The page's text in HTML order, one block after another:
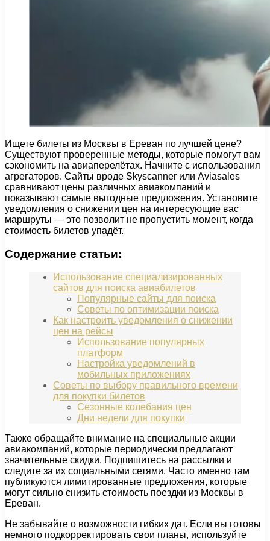
Ищете билеты из Москвы в Ереван по лучшей цене?
Существуют проверенные методы, которые помогут вам
сэкономить на авиаперелётах. Начните с использования
агрегаторов. Сайты вроде Skyscanner или Aviasales
сравнивают цены различных авиакомпаний и
показывают самые выгодные предложения. Установите
уведомления о снижении цен на интересующие вас
маршруты — это позволит не пропустить момент, когда
стоимость билетов упадёт.
Содержание статьи:
Использование специализированных
сайтов для поиска авиабилетов
Популярные сайты для поиска
Советы по оптимизации поиска
Как настроить уведомления о снижении
цен на рейсы
Использование популярных
платформ
Настройка уведомлений в
мобильных приложениях
Советы по выбору правильного времени
для покупки билетов
Сезонные колебания цен
Дни недели для покупки
Также обращайте внимание на специальные акции
авиакомпаний, которые периодически предлагают
значительные скидки. Подпишитесь на рассылки и
следите за их социальными сетями. Часто именно там
публикуются лимитированные предложения, которые
могут сильно снизить стоимость поездки из Москвы в
Ереван.
Не забывайте о возможности гибких дат. Если вы готовы
немного подкорректировать свои планы, используйте